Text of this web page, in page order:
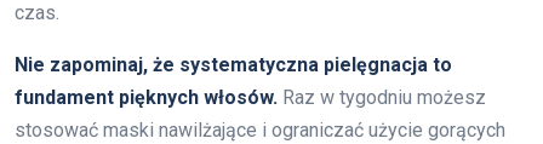
czas.
Nie zapominaj, że systematyczna pielęgnacja to
fundament pięknych włosów. Raz w tygodniu możesz
stosować maski nawilżające i ograniczać użycie gorących